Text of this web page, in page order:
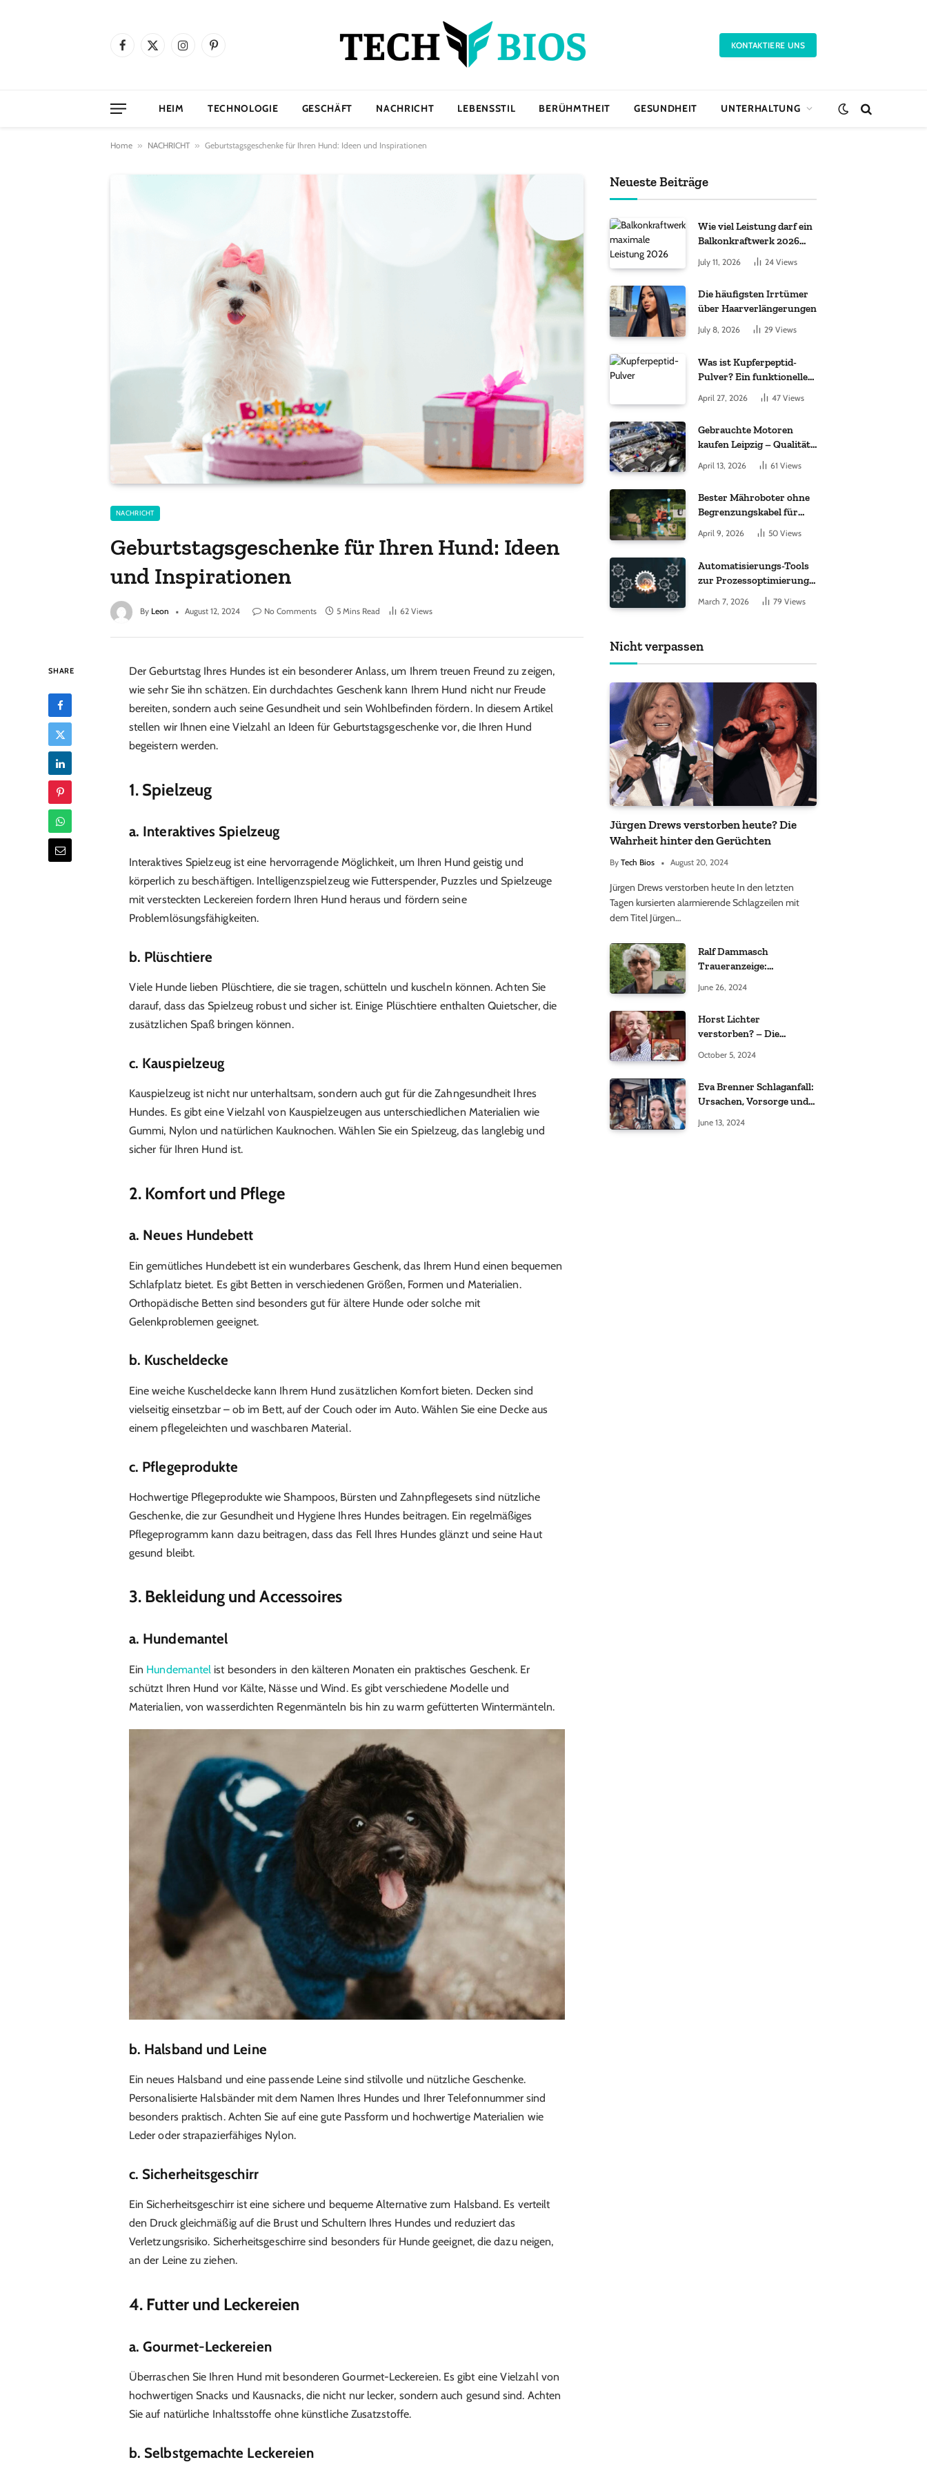
Facebook
X
InstagramPinterest KONTAKTIERE UNS
HEIM TECHNOLOGIE GESCHÄFT NACHRICHT LEBENSSTIL BERÜHMTHEIT GESUNDHEIT UNTERHALTUNG
Home » NACHRICHT » Geburtstagsgeschenke für Ihren Hund: Ideen und Inspirationen
NACHRICHT
Geburtstagsgeschenke für Ihren Hund: Ideen
und Inspirationen
By Leon August 12, 2024 No Comments 5 Mins Read 62 Views
SHARE
Der Geburtstag Ihres Hundes ist ein besonderer Anlass, um Ihrem treuen Freund zu zeigen,
wie sehr Sie ihn schätzen. Ein durchdachtes Geschenk kann Ihrem Hund nicht nur Freude
bereiten, sondern auch seine Gesundheit und sein Wohlbefinden fördern. In diesem Artikel
stellen wir Ihnen eine Vielzahl an Ideen für Geburtstagsgeschenke vor, die Ihren Hund
begeistern werden.
1. Spielzeug
a. Interaktives Spielzeug
Interaktives Spielzeug ist eine hervorragende Möglichkeit, um Ihren Hund geistig und
körperlich zu beschäftigen. Intelligenzspielzeug wie Futterspender, Puzzles und Spielzeuge
mit versteckten Leckereien fordern Ihren Hund heraus und fördern seine
Problemlösungsfähigkeiten.
b. Plüschtiere
Viele Hunde lieben Plüschtiere, die sie tragen, schütteln und kuscheln können. Achten Sie
darauf, dass das Spielzeug robust und sicher ist. Einige Plüschtiere enthalten Quietscher, die
zusätzlichen Spaß bringen können.
c. Kauspielzeug
Kauspielzeug ist nicht nur unterhaltsam, sondern auch gut für die Zahngesundheit Ihres
Hundes. Es gibt eine Vielzahl von Kauspielzeugen aus unterschiedlichen Materialien wie
Gummi, Nylon und natürlichen Kauknochen. Wählen Sie ein Spielzeug, das langlebig und
sicher für Ihren Hund ist.
2. Komfort und Pflege
a. Neues Hundebett
Ein gemütliches Hundebett ist ein wunderbares Geschenk, das Ihrem Hund einen bequemen
Schlafplatz bietet. Es gibt Betten in verschiedenen Größen, Formen und Materialien.
Orthopädische Betten sind besonders gut für ältere Hunde oder solche mit
Gelenkproblemen geeignet.
b. Kuscheldecke
Eine weiche Kuscheldecke kann Ihrem Hund zusätzlichen Komfort bieten. Decken sind
vielseitig einsetzbar – ob im Bett, auf der Couch oder im Auto. Wählen Sie eine Decke aus
einem pflegeleichten und waschbaren Material.
c. Pflegeprodukte
Hochwertige Pflegeprodukte wie Shampoos, Bürsten und Zahnpflegesets sind nützliche
Geschenke, die zur Gesundheit und Hygiene Ihres Hundes beitragen. Ein regelmäßiges
Pflegeprogramm kann dazu beitragen, dass das Fell Ihres Hundes glänzt und seine Haut
gesund bleibt.
3. Bekleidung und Accessoires
a. Hundemantel
Ein Hundemantel ist besonders in den kälteren Monaten ein praktisches Geschenk. Er
schützt Ihren Hund vor Kälte, Nässe und Wind. Es gibt verschiedene Modelle und
Materialien, von wasserdichten Regenmänteln bis hin zu warm gefütterten Wintermänteln.
b. Halsband und Leine
Ein neues Halsband und eine passende Leine sind stilvolle und nützliche Geschenke.
Personalisierte Halsbänder mit dem Namen Ihres Hundes und Ihrer Telefonnummer sind
besonders praktisch. Achten Sie auf eine gute Passform und hochwertige Materialien wie
Leder oder strapazierfähiges Nylon.
c. Sicherheitsgeschirr
Ein Sicherheitsgeschirr ist eine sichere und bequeme Alternative zum Halsband. Es verteilt
den Druck gleichmäßig auf die Brust und Schultern Ihres Hundes und reduziert das
Verletzungsrisiko. Sicherheitsgeschirre sind besonders für Hunde geeignet, die dazu neigen,
an der Leine zu ziehen.
4. Futter und Leckereien
a. Gourmet-Leckereien
Überraschen Sie Ihren Hund mit besonderen Gourmet-Leckereien. Es gibt eine Vielzahl von
hochwertigen Snacks und Kausnacks, die nicht nur lecker, sondern auch gesund sind. Achten
Sie auf natürliche Inhaltsstoffe ohne künstliche Zusatzstoffe.
b. Selbstgemachte Leckereien
Neueste Beiträge
Wie viel Leistung darf ein
Balkonkraftwerk 2026
July 11, 2026 24 Views
Die häufigsten Irrtümer
über Haarverlängerungen
July 8, 2026 29 Views
Was ist Kupferpeptid-
Pulver? Ein funktioneller
Komplex aus „kleinem
Molekül + Metall“
April 27, 2026 47 Views
Gebrauchte Motoren
kaufen Leipzig – Qualität,
Garantie und weltweite
Lieferung im Fokus
April 13, 2026 61 Views
Bester Mähroboter ohne
Begrenzungskabel für
kleine Gärten: Worauf es
bei 200 bis 500 m²
April 9, 2026 50 Views
Automatisierungs-Tools
zur Prozessoptimierung
im Einkauf: Wichtige
Funktionen, auf die Sie
March 7, 2026 79 Views
Nicht verpassen
Jürgen Drews verstorben heute? Die
Wahrheit hinter den Gerüchten
By Tech Bios August 20, 2024
Jürgen Drews verstorben heute In den letzten
Tagen kursierten alarmierende Schlagzeilen mit
dem Titel Jürgen…
Ralf Dammasch
Traueranzeige:
Informationen
June 26, 2024
Horst Lichter
verstorben? – Die
Gerüchten
October 5, 2024
Eva Brenner Schlaganfall:
Ursachen, Vorsorge und
June 13, 2024